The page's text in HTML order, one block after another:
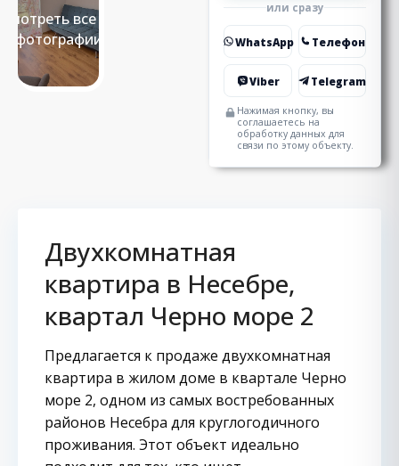
Смотреть все 18
фотографии
или сразу
WhatsApp Телефон
Viber Telegram
Нажимая кнопку, вы
соглашаетесь на
обработку данных для
связи по этому объекту.
Двухкомнатная
квартира в Несебре,
квартал Черно море 2
Предлагается к продаже двухкомнатная
квартира в жилом доме в квартале Черно
море 2, одном из самых востребованных
районов Несебра для круглогодичного
проживания. Этот объект идеально